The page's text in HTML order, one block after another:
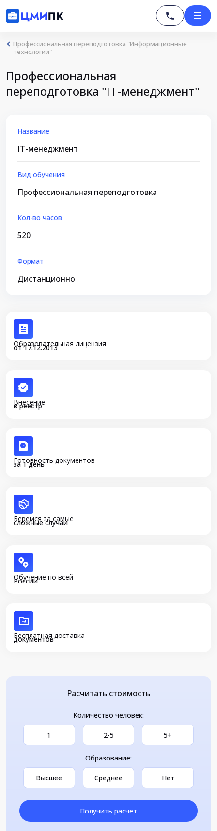
Профессиональная переподготовка "Информационные
технологии"
Профессиональная
переподготовка "IT-менеджмент"
Название
IT-менеджмент
Вид обучения
Профессиональная переподготовка
Кол-во часов
520
Формат
Дистанционно
Образовательная лицензия
от 17.12.2013
Внесение
в реестр
Готовность документов
за 1 день
Беремся за самые
сложные случаи
Обучение по всей
России
Бесплатная доставка
документов
Расчитать стоимость
Количество человек:
1 2-5 5+
Образование:
Высшее Среднее Нет
Получить расчет